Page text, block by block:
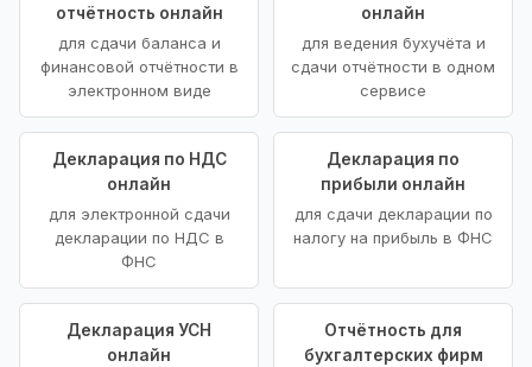
отчётность онлайн
для сдачи баланса и
финансовой отчётности в
электронном виде
онлайн
для ведения бухучёта и
сдачи отчётности в одном
сервисе
Декларация по НДС
онлайн
для электронной сдачи
декларации по НДС в
ФНС
Декларация по
прибыли онлайн
для сдачи декларации по
налогу на прибыль в ФНС
Декларация УСН
онлайн
Отчётность для
бухгалтерских фирм